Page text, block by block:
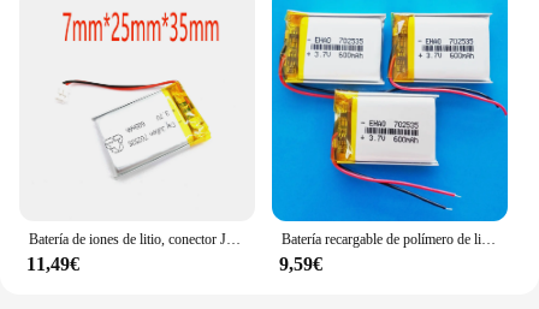
Batería de iones de litio, conector JST de 3,7mm, 2/5/10/20 piezas, 600 V, 702535 mAh, 2,0
11,49€
Batería recargable de polímero de litio lipo para MP3, 3,7 V, 600mAh, 702535, GPS, DVD, grabadora, auriculares, cámara de e-book, 3 piezas
9,59€